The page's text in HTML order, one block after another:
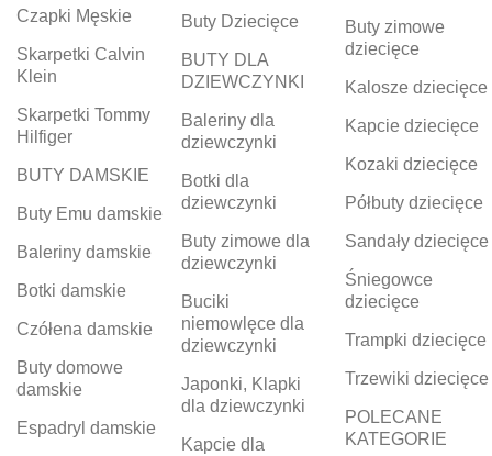
Czapki Męskie
Skarpetki Calvin
Klein
Skarpetki Tommy
Hilfiger
BUTY DAMSKIE
Buty Emu damskie
Baleriny damskie
Botki damskie
Czółena damskie
Buty domowe
damskie
Espadryl damskie
Buty Dziecięce
BUTY DLA
DZIEWCZYNKI
Baleriny dla
dziewczynki
Botki dla
dziewczynki
Buty zimowe dla
dziewczynki
Buciki
niemowlęce dla
dziewczynki
Japonki, Klapki
dla dziewczynki
Kapcie dla
Buty zimowe
dziecięce
Kalosze dziecięce
Kapcie dziecięce
Kozaki dziecięce
Półbuty dziecięce
Sandały dziecięce
Śniegowce
dziecięce
Trampki dziecięce
Trzewiki dziecięce
POLECANE
KATEGORIE